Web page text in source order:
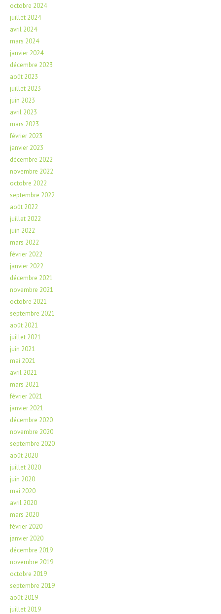
octobre 2024
juillet 2024
avril 2024
mars 2024
janvier 2024
décembre 2023
août 2023
juillet 2023
juin 2023
avril 2023
mars 2023
février 2023
janvier 2023
décembre 2022
novembre 2022
octobre 2022
septembre 2022
août 2022
juillet 2022
juin 2022
mars 2022
février 2022
janvier 2022
décembre 2021
novembre 2021
octobre 2021
septembre 2021
août 2021
juillet 2021
juin 2021
mai 2021
avril 2021
mars 2021
février 2021
janvier 2021
décembre 2020
novembre 2020
septembre 2020
août 2020
juillet 2020
juin 2020
mai 2020
avril 2020
mars 2020
février 2020
janvier 2020
décembre 2019
novembre 2019
octobre 2019
septembre 2019
août 2019
juillet 2019